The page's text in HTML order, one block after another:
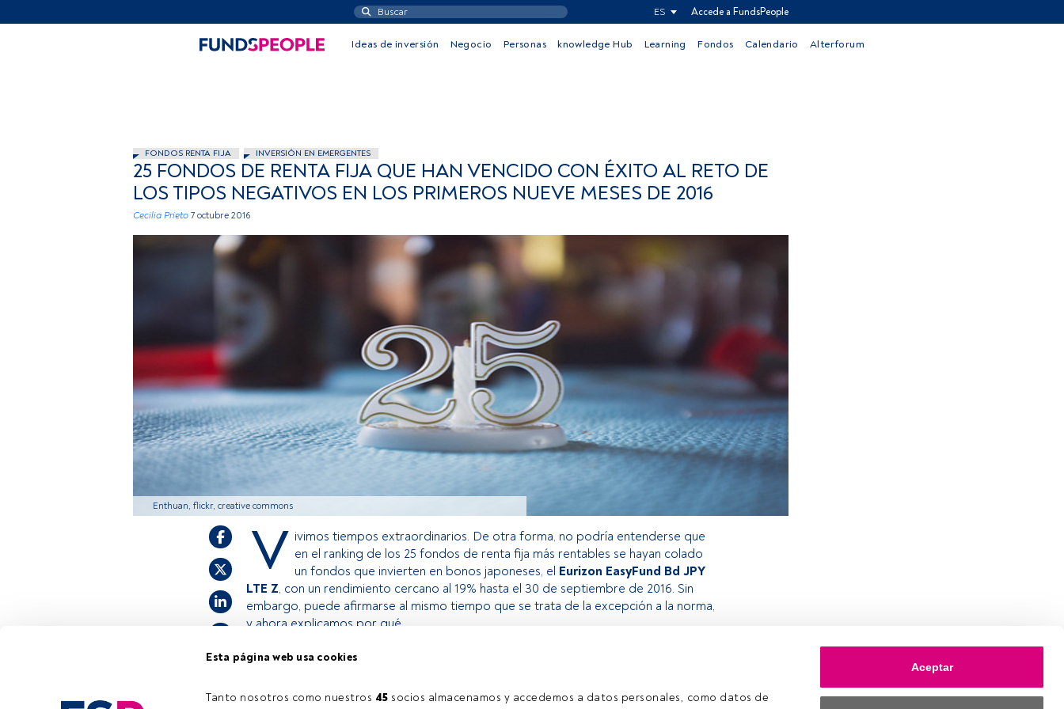
Esta página web usa cookies
Tanto nosotros como nuestros 45 socios almacenamos y accedemos a datos personales, como datos de
Aceptar
ES Accede a FundsPeople
Ideas de inversión Negocio Personas knowledge Hub Learning Fondos Calendario Alterforum
FONDOS RENTA FIJA INVERSIÓN EN EMERGENTES
25 FONDOS DE RENTA FIJA QUE HAN VENCIDO CON ÉXITO AL RETO DE
LOS TIPOS NEGATIVOS EN LOS PRIMEROS NUEVE MESES DE 2016
Cecilia Prieto 7 octubre 2016
Enthuan, flickr, creative commons
V ivimos tiempos extraordinarios. De otra forma, no podría entenderse que
en el ranking de los 25 fondos de renta fija más rentables se hayan colado
un fondos que invierten en bonos japoneses, el Eurizon EasyFund Bd JPY
LTE Z, con un rendimiento cercano al 19% hasta el 30 de septiembre de 2016. Sin
embargo, puede afirmarse al mismo tiempo que se trata de la excepción a la norma,
y ahora explicamos por qué.
estás registrado, accede desde el botón Login. Si aún no tienes cuenta, te